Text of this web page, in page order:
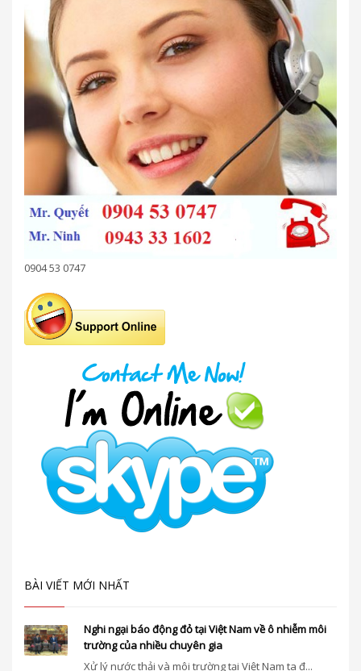
0904 53 0747
BÀI VIẾT MỚI NHẤT
Nghi ngại báo động đỏ tại Việt Nam về ô nhiễm môi
trường của nhiều chuyên gia
Xử lý nước thải và môi trường tại Việt Nam ta đ...